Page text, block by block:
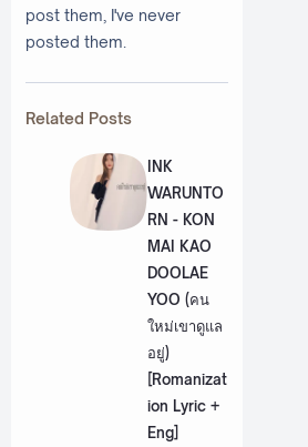
post them, I've never
posted them.
Related Posts
INK
WARUNTO
RN - KON
MAI KAO
DOOLAE
YOO (คน
ใหม่เขาดูแล
อยู่)
[Romanizat
ion Lyric +
Eng]